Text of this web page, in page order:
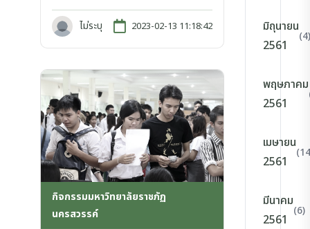
ไม่ระบุ 2023-02-13 11:18:42
กิจกรรมมหาวิทยาลัยราชภัฏ
นครสวรรค์
มิถุนายน
2561
(4)
พฤษภาคม
2561
เมษายน
2561
มีนาคม
2561
(6)